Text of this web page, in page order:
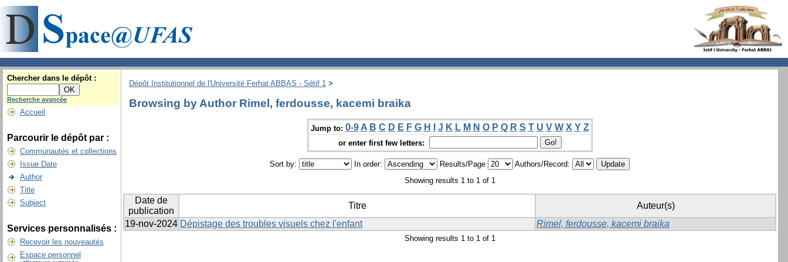
Chercher dans le dépôt :
Recherche avancée
Accueil
Parcourir le dépôt par :
Communautés et collections
Issue Date
Author
Title
Subject
Services personnalisés :
Recevoir les nouveautés
Espace personnel
Dépôt Institutionnel de l'Université Ferhat ABBAS - Sétif 1 >
Browsing by Author Rimel, ferdousse, kacemi braika
Jump to: 0-9 A B C D E F G H J K L M N O P Q R S T U V W X Y Z
or enter first few letters:
Sort by: In order: Results/Page
Authors/Record:
Showing results 1 to 1 of 1
Date de
publication
Titre
Auteur(s)
19-nov-2024 Dépistage des troubles visuels chez l'enfant Rimel, ferdousse, kacemi braika
Showing results 1 to 1 of 1